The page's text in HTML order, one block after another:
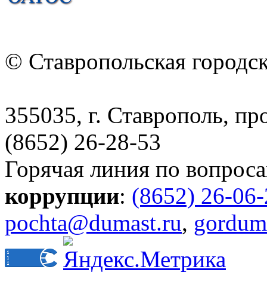
© Ставропольская
355035, г. Ставрополь,
(8652) 26-28-53
Горячая линия по
коррупции: (8652) 26-
pochta@dumast.ru,